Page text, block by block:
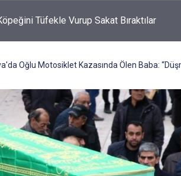
İzne Geldi, Alkollü Yakalanınca Ehliyetine
Oğlu Motosiklet Kazasında Ölen Baba: